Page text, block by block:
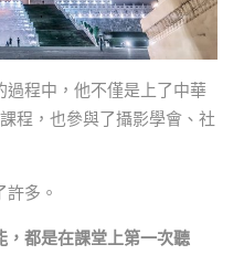
過程中，他不僅是上了中華
程，也參與了攝影學會、社
多。
，都是在課堂上第一次聽